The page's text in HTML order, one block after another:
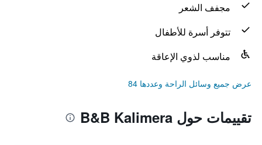
مجفف الشعر
تتوفر أسرة للأطفال
مناسب لذوي الإعاقة
عرض جميع وسائل الراحة وعددها 84
تقييمات حول B&B Kalimera